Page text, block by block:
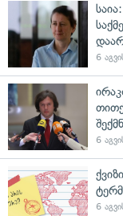
6
6
6